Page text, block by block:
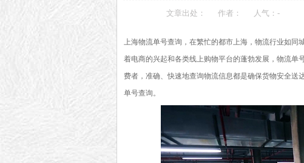
文章出处： 作者： 人气： -
上海物流单号查询，在繁忙的都市上海，物流行业如同
着电商的兴起和各类线上购物平台的蓬勃发展，物流单
费者，准确、快速地查询物流信息都是确保货物安全
单号查询。